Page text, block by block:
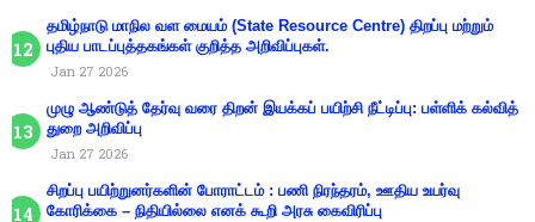
தமிழ்நாடு மாநில வள மையம் (State Resource Centre) திறப்பு மற்றும்
புதிய பாடப்புத்தகங்கள் குறித்த அறிவிப்புகள்.
Jan 27 2026
முழு ஆண்டுத் தேர்வு வரை திறன் இயக்கப் பயிற்சி நீட்டிப்பு: பள்ளிக் கல்வித்
துறை அறிவிப்பு
Jan 27 2026
சிறப்பு பயிற்றுனர்களின் போராட்டம் : பணி நிரந்தரம், ஊதிய உயர்வு
கோரிக்கை – நிதியில்லை எனக் கூறி அரசு கைவிரிப்பு